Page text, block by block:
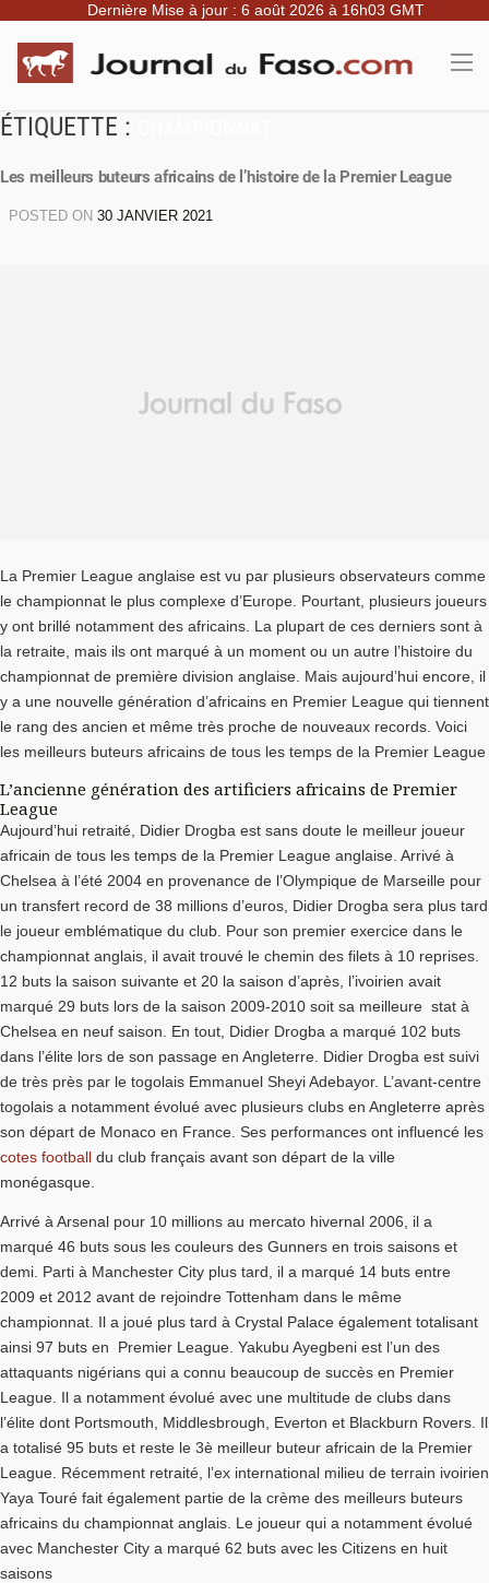
Dernière Mise à jour : 6 août 2026 à 16h03 GMT
ÉTIQUETTE :
Les meilleurs buteurs africains de l’histoire de la Premier League
POSTED ON 30 JANVIER 2021
La Premier League anglaise est vu par plusieurs observateurs comme
le championnat le plus complexe d’Europe. Pourtant, plusieurs joueurs
y ont brillé notamment des africains. La plupart de ces derniers sont à
la retraite, mais ils ont marqué à un moment ou un autre l’histoire du
championnat de première division anglaise. Mais aujourd’hui encore, il
y a une nouvelle génération d’africains en Premier League qui tiennent
le rang des ancien et même très proche de nouveaux records. Voici
les meilleurs buteurs africains de tous les temps de la Premier League
L’ancienne génération des artificiers africains de Premier
League
Aujourd’hui retraité, Didier Drogba est sans doute le meilleur joueur
africain de tous les temps de la Premier League anglaise. Arrivé à
Chelsea à l’été 2004 en provenance de l’Olympique de Marseille pour
un transfert record de 38 millions d’euros, Didier Drogba sera plus tard
le joueur emblématique du club. Pour son premier exercice dans le
championnat anglais, il avait trouvé le chemin des filets à 10 reprises.
12 buts la saison suivante et 20 la saison d’après, l’ivoirien avait
marqué 29 buts lors de la saison 2009-2010 soit sa meilleure stat à
Chelsea en neuf saison. En tout, Didier Drogba a marqué 102 buts
dans l’élite lors de son passage en Angleterre. Didier Drogba est suivi
de très près par le togolais Emmanuel Sheyi Adebayor. L’avant-centre
togolais a notamment évolué avec plusieurs clubs en Angleterre après
son départ de Monaco en France. Ses performances ont influencé les
cotes football du club français avant son départ de la ville
monégasque.
Arrivé à Arsenal pour 10 millions au mercato hivernal 2006, il a
marqué 46 buts sous les couleurs des Gunners en trois saisons et
demi. Parti à Manchester City plus tard, il a marqué 14 buts entre
2009 et 2012 avant de rejoindre Tottenham dans le même
championnat. Il a joué plus tard à Crystal Palace également totalisant
ainsi 97 buts en Premier League. Yakubu Ayegbeni est l’un des
attaquants nigérians qui a connu beaucoup de succès en Premier
League. Il a notamment évolué avec une multitude de clubs dans
l’élite dont Portsmouth, Middlesbrough, Everton et Blackburn Rovers. Il
a totalisé 95 buts et reste le 3è meilleur buteur africain de la Premier
League. Récemment retraité, l’ex international milieu de terrain ivoirien
Yaya Touré fait également partie de la crème des meilleurs buteurs
africains du championnat anglais. Le joueur qui a notamment évolué
avec Manchester City a marqué 62 buts avec les Citizens en huit
saisons